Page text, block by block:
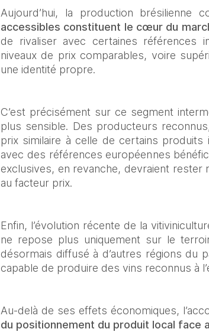
Aujourd’hui, la production
accessibles constituent le cœur du
de rivaliser avec certaines références
niveaux de prix comparables, voire
une identité propre.
C’est précisément sur ce segment
plus sensible. Des producteurs
prix similaire à celle de certains
avec des références européennes
exclusives, en revanche, devraient
au facteur prix.
Enfin, l’évolution récente de la
ne repose plus uniquement sur le
désormais diffusé à d’autres régions du
capable de produire des vins reconnus à
Au-delà de ses effets économiques,
du positionnement du produit local face